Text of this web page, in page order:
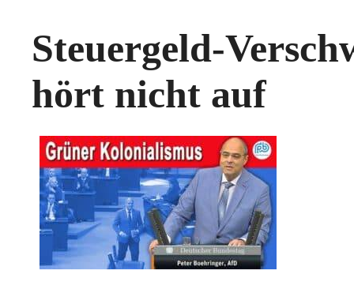
Steuergeld-
hört nicht auf